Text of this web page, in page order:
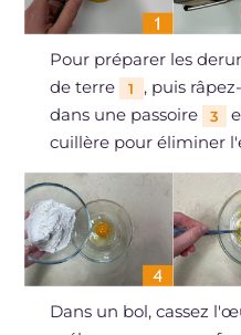
Pour préparer les
de terre
1 , puis
dans une passoire
3
cuillère pour éliminer
Dans un bol, cassez